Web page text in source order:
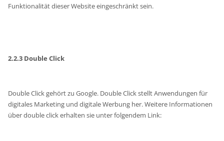
Funktionalität dieser Website eingeschränkt sein.
2.2.3 Double Click
Double Click gehört zu Google. Double Click stellt Anwendungen für
digitales Marketing und digitale Werbung her. Weitere Informationen
über double click erhalten sie unter folgendem Link: